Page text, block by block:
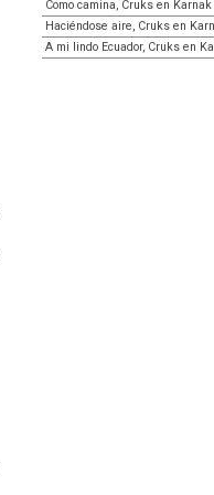
Como camina, Cruks en Karnak
Haciéndose aire, Cruks en
A mi lindo Ecuador, Cruks en